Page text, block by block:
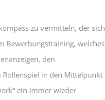
zu vermitteln, der sich
Bewerbungstraining, welches
den
Rollenspiel in den Mittelpunkt
ein immer wieder